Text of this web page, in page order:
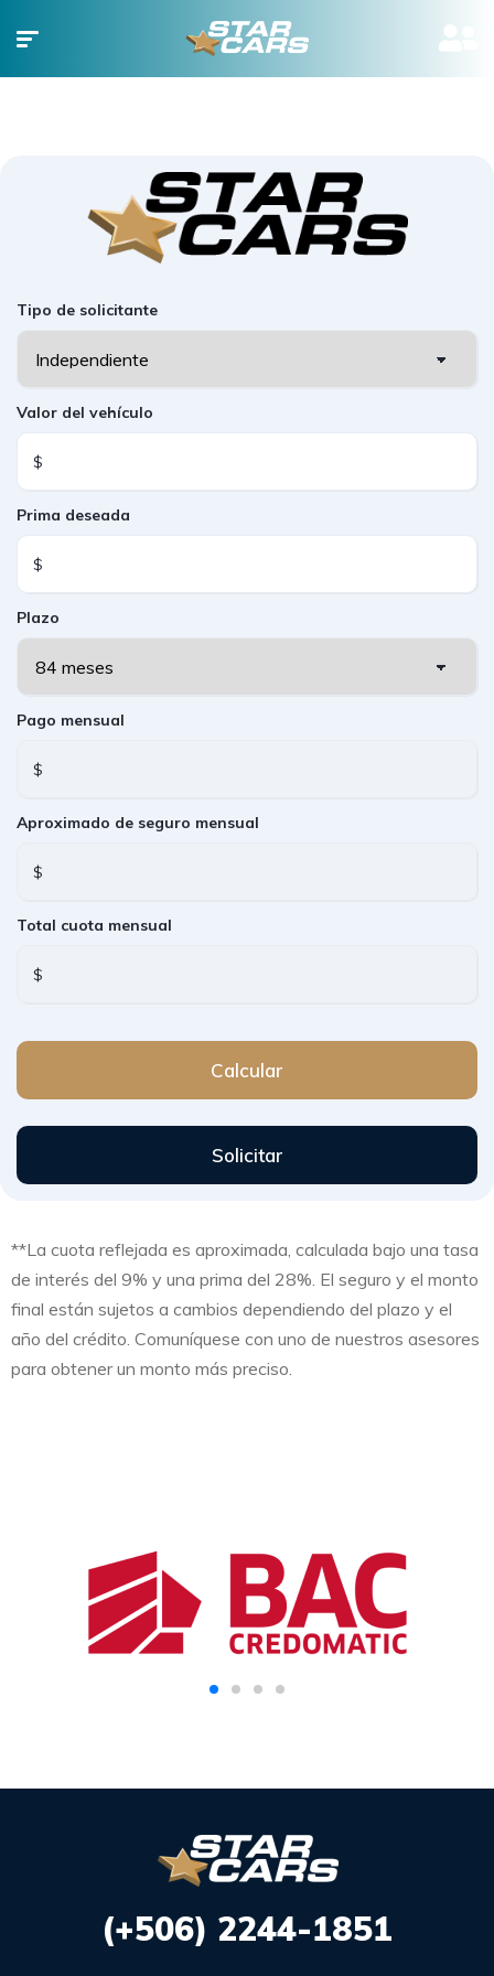
Tipo de solicitante
Valor del vehículo
$
Prima deseada
$
Plazo
Pago mensual
$
Aproximado de seguro mensual
$
Total cuota mensual
$
**La cuota reflejada es aproximada, calculada bajo una tasa
de interés del 9% y una prima del 28%. El seguro y el monto
final están sujetos a cambios dependiendo del plazo y el
año del crédito. Comuníquese con uno de nuestros asesores
para obtener un monto más preciso.
(+506) 2244-1851